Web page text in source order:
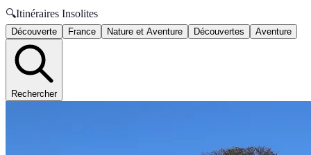
🔍Itinéraires Insolites
Découverte France Nature et Aventure Découvertes Aventure
Rechercher